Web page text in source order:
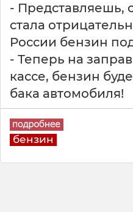
- Представляешь,
стала
России бензин
- Теперь на
кассе, бензин
бака автомобиля!
бензин